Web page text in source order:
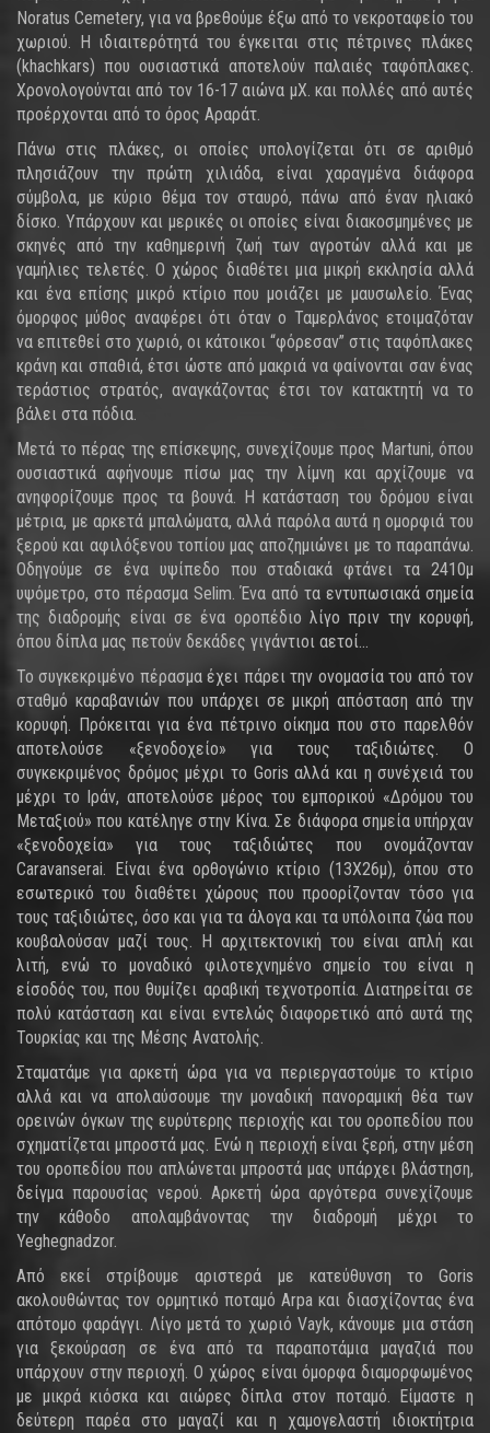
Noratus Cemetery, για να βρεθούμε έξω από το νεκροταφείο του
χωριού. Η ιδιαιτερότητά του έγκειται στις πέτρινες πλάκες
(khachkars) που ουσιαστικά αποτελούν παλαιές ταφόπλακες.
Χρονολογούνται από τον 16-17 αιώνα μΧ. και πολλές από αυτές
προέρχονται από το όρος Αραράτ.
Πάνω στις πλάκες, οι οποίες υπολογίζεται ότι σε αριθμό
πλησιάζουν την πρώτη χιλιάδα, είναι χαραγμένα διάφορα
σύμβολα, με κύριο θέμα τον σταυρό, πάνω από έναν ηλιακό
δίσκο. Υπάρχουν και μερικές οι οποίες είναι διακοσμημένες με
σκηνές από την καθημερινή ζωή των αγροτών αλλά και με
γαμήλιες τελετές. Ο χώρος διαθέτει μια μικρή εκκλησία αλλά
και ένα επίσης μικρό κτίριο που μοιάζει με μαυσωλείο. Ένας
όμορφος μύθος αναφέρει ότι όταν ο Ταμερλάνος ετοιμαζόταν
να επιτεθεί στο χωριό, οι κάτοικοι “φόρεσαν” στις ταφόπλακες
κράνη και σπαθιά, έτσι ώστε από μακριά να φαίνονται σαν ένας
τεράστιος στρατός, αναγκάζοντας έτσι τον κατακτητή να το
βάλει στα πόδια.
Μετά το πέρας της επίσκεψης, συνεχίζουμε προς Martuni, όπου
ουσιαστικά αφήνουμε πίσω μας την λίμνη και αρχίζουμε να
ανηφορίζουμε προς τα βουνά. Η κατάσταση του δρόμου είναι
μέτρια, με αρκετά μπαλώματα, αλλά παρόλα αυτά η ομορφιά του
ξερού και αφιλόξενου τοπίου μας αποζημιώνει με το παραπάνω.
Οδηγούμε σε ένα υψίπεδο που σταδιακά φτάνει τα 2410μ
υψόμετρο, στο πέρασμα Selim. Ένα από τα εντυπωσιακά σημεία
της διαδρομής είναι σε ένα οροπέδιο λίγο πριν την κορυφή,
όπου δίπλα μας πετούν δεκάδες γιγάντιοι αετοί…
Το συγκεκριμένο πέρασμα έχει πάρει την ονομασία του από τον
σταθμό καραβανιών που υπάρχει σε μικρή απόσταση από την
κορυφή. Πρόκειται για ένα πέτρινο οίκημα που στο παρελθόν
αποτελούσε «ξενοδοχείο» για τους ταξιδιώτες. Ο
συγκεκριμένος δρόμος μέχρι το Goris αλλά και η συνέχειά του
μέχρι το Ιράν, αποτελούσε μέρος του εμπορικού «Δρόμου του
Μεταξιού» που κατέληγε στην Κίνα. Σε διάφορα σημεία υπήρχαν
«ξενοδοχεία» για τους ταξιδιώτες που ονομάζονταν
Caravanserai. Είναι ένα ορθογώνιο κτίριο (13Χ26μ), όπου στο
εσωτερικό του διαθέτει χώρους που προορίζονταν τόσο για
τους ταξιδιώτες, όσο και για τα άλογα και τα υπόλοιπα ζώα που
κουβαλούσαν μαζί τους. Η αρχιτεκτονική του είναι απλή και
λιτή, ενώ το μοναδικό φιλοτεχνημένο σημείο του είναι η
είσοδός του, που θυμίζει αραβική τεχνοτροπία. Διατηρείται σε
πολύ κατάσταση και είναι εντελώς διαφορετικό από αυτά της
Τουρκίας και της Μέσης Ανατολής.
Σταματάμε για αρκετή ώρα για να περιεργαστούμε το κτίριο
αλλά και να απολαύσουμε την μοναδική πανοραμική θέα των
ορεινών όγκων της ευρύτερης περιοχής και του οροπεδίου που
σχηματίζεται μπροστά μας. Ενώ η περιοχή είναι ξερή, στην μέση
του οροπεδίου που απλώνεται μπροστά μας υπάρχει βλάστηση,
δείγμα παρουσίας νερού. Αρκετή ώρα αργότερα συνεχίζουμε
την κάθοδο απολαμβάνοντας την διαδρομή μέχρι το
Yeghegnadzor.
Από εκεί στρίβουμε αριστερά με κατεύθυνση το Goris
ακολουθώντας τον ορμητικό ποταμό Arpa και διασχίζοντας ένα
απότομο φαράγγι. Λίγο μετά το χωριό Vayk, κάνουμε μια στάση
για ξεκούραση σε ένα από τα παραποτάμια μαγαζιά που
υπάρχουν στην περιοχή. Ο χώρος είναι όμορφα διαμορφωμένος
με μικρά κιόσκα και αιώρες δίπλα στον ποταμό. Είμαστε η
δεύτερη παρέα στο μαγαζί και η χαμογελαστή ιδιοκτήτρια